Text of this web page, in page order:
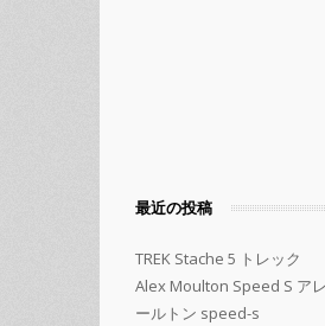
最近の投稿
TREK Stache 5 トレック
Alex Moulton Speed S ア
ールトン speed-s